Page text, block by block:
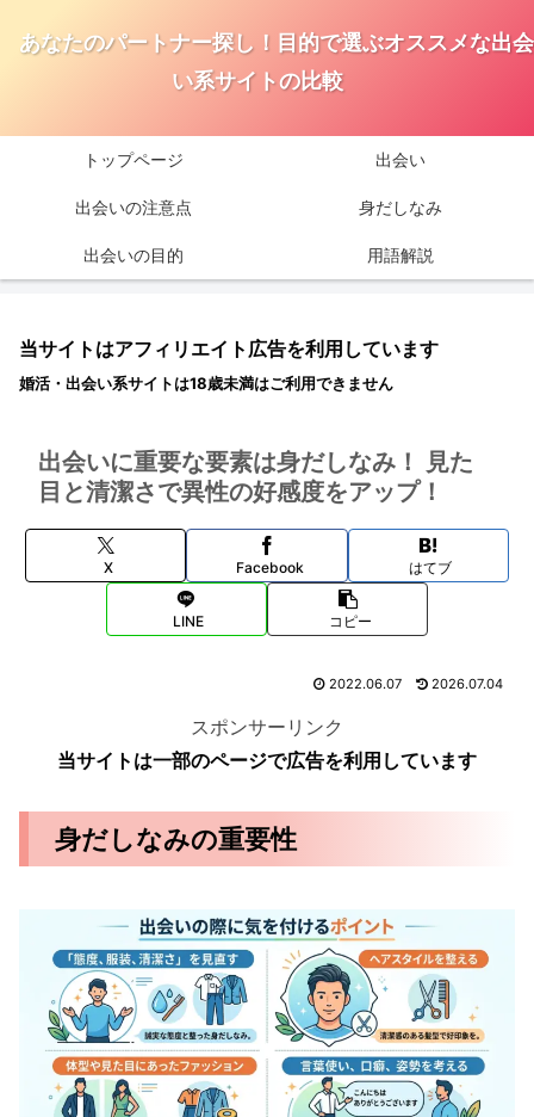
あなたのパートナー探し！目的で選ぶオススメな出会
い系サイトの比較
トップページ 出会い
出会いの注意点 身だしなみ
出会いの目的 用語解説
当サイトはアフィリエイト広告を利用しています
婚活・出会い系サイトは18歳未満はご利用できません
出会いに重要な要素は身だしなみ！ 見た
目と清潔さで異性の好感度をアップ！
X Facebook はてブ
LINE コピー
2022.06.07 2026.07.04
スポンサーリンク
当サイトは一部のページで広告を利用しています
身だしなみの重要性